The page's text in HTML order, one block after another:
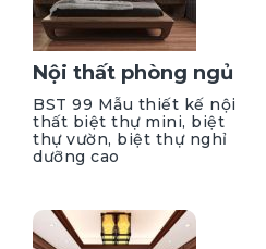
Nội thất phòng ngủ
BST 99 Mẫu thiết kế nội
thất biệt thự mini, biệt
thự vườn, biệt thự nghỉ
dưỡng cao